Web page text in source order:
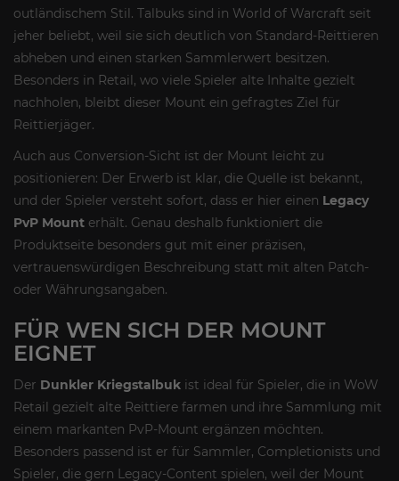
outländischem Stil. Talbuks sind in World of Warcraft seit
jeher beliebt, weil sie sich deutlich von Standard-Reittieren
abheben und einen starken Sammlerwert besitzen.
Besonders in Retail, wo viele Spieler alte Inhalte gezielt
nachholen, bleibt dieser Mount ein gefragtes Ziel für
Reittierjäger.
Auch aus Conversion-Sicht ist der Mount leicht zu
positionieren: Der Erwerb ist klar, die Quelle ist bekannt,
und der Spieler versteht sofort, dass er hier einen Legacy
PvP Mount erhält. Genau deshalb funktioniert die
Produktseite besonders gut mit einer präzisen,
vertrauenswürdigen Beschreibung statt mit alten Patch-
oder Währungsangaben.
FÜR WEN SICH DER MOUNT
EIGNET
Der Dunkler Kriegstalbuk ist ideal für Spieler, die in WoW
Retail gezielt alte Reittiere farmen und ihre Sammlung mit
einem markanten PvP-Mount ergänzen möchten.
Besonders passend ist er für Sammler, Completionists und
Spieler, die gern Legacy-Content spielen, weil der Mount